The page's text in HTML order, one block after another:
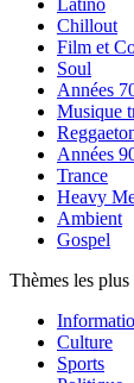
Latino
Chillout
Film et
Soul
Années
Musique
Années
Trance
Heavy
Ambient
Gospel
Thèmes les
Culture
Sports